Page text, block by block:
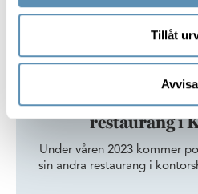
Tillåt
Avvisa
Hållbar
Hållbar mat när
restaurang i
Under våren 2023 kommer
sin andra restaurang i